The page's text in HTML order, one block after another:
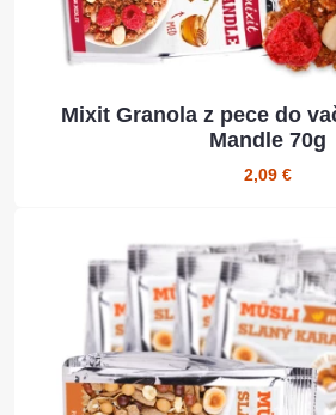
Mixit Granola z pece do
Mandle 70g
2,09 €